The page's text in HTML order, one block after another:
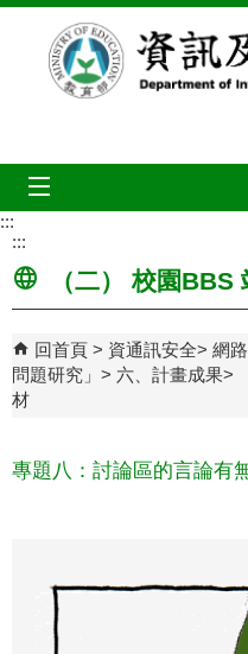
跳到主要內容區塊
:::
:::
（二） 校園BBS
回首頁 資通訊安全 網
問題研究」
六、計畫成果
材
專題八：討論區的言論有